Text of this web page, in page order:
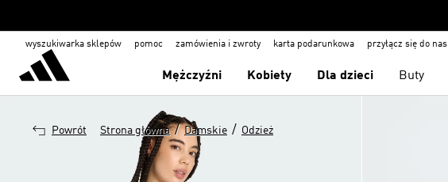
wyszukiwarka sklepów pomoc zamówienia i zwroty karta podarunkowa przyłącz się do nas
Mężczyźni Kobiety Dla dzieci Buty
Powrót Strona główna / Damskie / Odzież